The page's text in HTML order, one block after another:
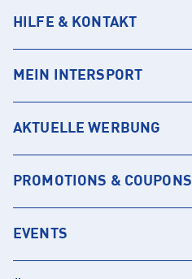
HILFE & KONTAKT
MEIN INTERSPORT
AKTUELLE WERBUNG
PROMOTIONS & COUPONS
EVENTS